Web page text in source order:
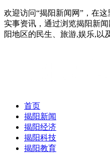
欢迎访问“揭阳新闻网”，在
实事资讯，通过浏览揭阳新
阳地区的民生、旅游,娱乐,以
首页
揭阳新闻
揭阳经济
揭阳科技
揭阳教育